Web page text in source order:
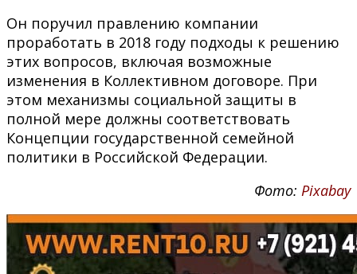
Он поручил правлению компании
проработать в 2018 году подходы к решению
этих вопросов, включая возможные
изменения в Коллективном договоре. При
этом механизмы социальной защиты в
полной мере должны соответствовать
Концепции государственной семейной
политики в Российской Федерации.
Фото: Рixabay